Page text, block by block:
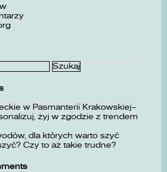
w Pasmanterii Krakowskiej–
żyj w zgodzie z trendem
dla których warto szyć
Czy to aż takie trudne?